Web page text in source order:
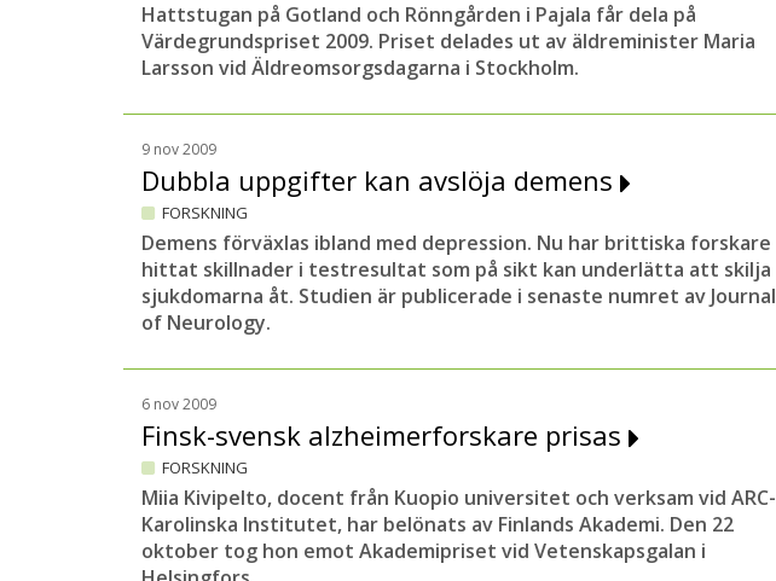
Hattstugan på Gotland och Rönngården i Pajala får dela på
Värdegrundspriset 2009. Priset delades ut av äldreminister Maria
Larsson vid Äldreomsorgsdagarna i Stockholm.
9 nov 2009
Dubbla uppgifter kan avslöja demens
FORSKNING
Demens förväxlas ibland med depression. Nu har brittiska forskare
hittat skillnader i testresultat som på sikt kan underlätta att skilja
sjukdomarna åt. Studien är publicerade i senaste numret av Journal
of Neurology.
6 nov 2009
Finsk-svensk alzheimerforskare prisas
FORSKNING
Miia Kivipelto, docent från Kuopio universitet och verksam vid ARC-
Karolinska Institutet, har belönats av Finlands Akademi. Den 22
oktober tog hon emot Akademipriset vid Vetenskapsgalan i